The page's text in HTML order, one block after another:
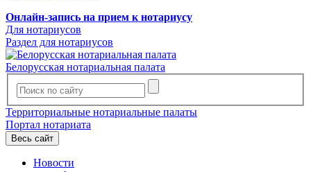
Онлайн-запись на прием к нотариусу
Для нотариусов
Раздел для нотариусов
Белорусская нотариальная палата
Территориальные нотариальные палаты
Портал нотариата
Весь сайт
Новости